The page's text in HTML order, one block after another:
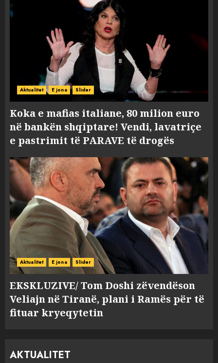
Aktualitet E jona Slider
Koka e mafias italiane, 80 milion euro
në bankën shqiptare! Vendi, lavatriçe
e pastrimit të PARAVE të drogës
Aktualitet E jona Slider
EKSKLUZIVE/ Tom Doshi zëvendëson
Veliajn në Tiranë, plani i Ramës për të
fituar kryeqytetin
AKTUALITET